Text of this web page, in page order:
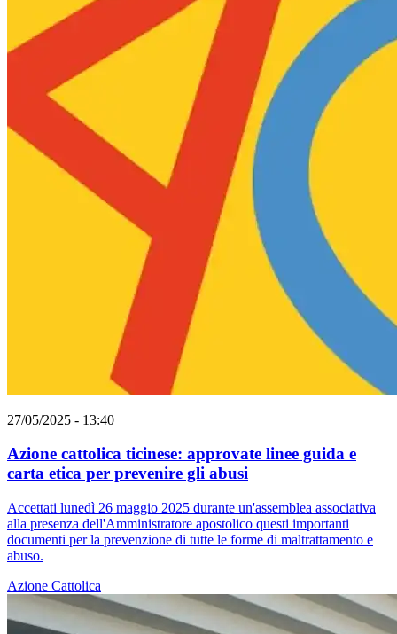
27/05/2025 - 13:40
Azione cattolica ticinese: approvate linee guida e
carta etica per prevenire gli abusi
Accettati lunedì 26 maggio 2025 durante un'assemblea associativa
alla presenza dell'Amministratore apostolico questi importanti
documenti per la prevenzione di tutte le forme di maltrattamento e
abuso.
Azione Cattolica